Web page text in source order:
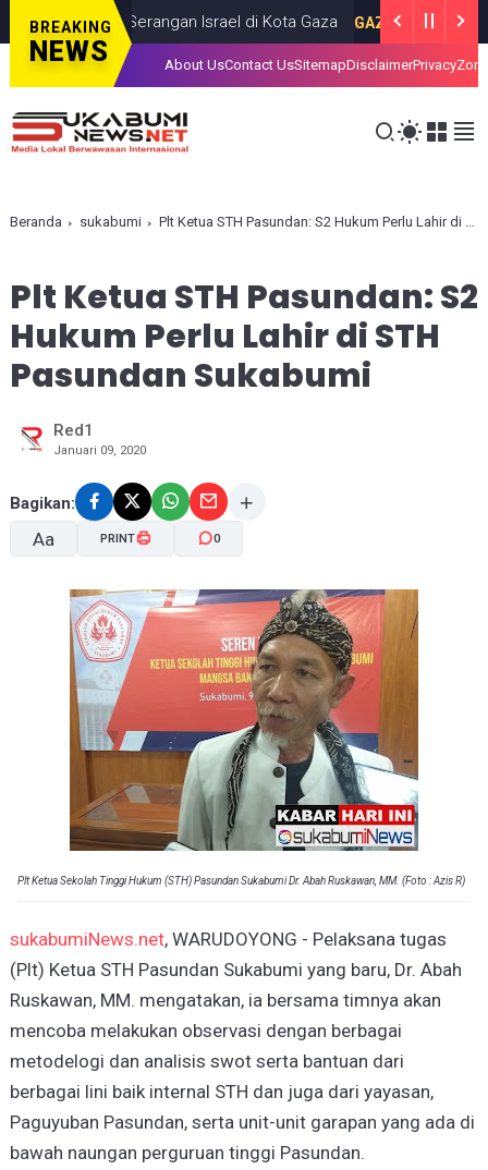
BREAKING
NEWS
dalam Serangan Israel di Kota Gaza GAZA JULY 19, 2026
About UsContact UsSitemapDisclaimerPrivacy
Beranda sukabumi Plt Ketua STH Pasundan: S2 Hukum Perlu Lahir di STH Pasundan Sukabumi
Plt Ketua STH Pasundan: S2
Hukum Perlu Lahir di STH
Pasundan Sukabumi
Red1
Januari 09, 2020
Bagikan:
Aa
A-
PRINT 0
Plt Ketua Sekolah Tinggi Hukum (STH) Pasundan Sukabumi Dr. Abah Ruskawan, MM. (Foto : Azis R)
sukabumiNews.net, WARUDOYONG - Pelaksana tugas
(Plt) Ketua STH Pasundan Sukabumi yang baru, Dr. Abah
Ruskawan, MM. mengatakan, ia bersama timnya akan
mencoba melakukan observasi dengan berbagai
metodelogi dan analisis swot serta bantuan dari
berbagai lini baik internal STH dan juga dari yayasan,
Paguyuban Pasundan, serta unit-unit garapan yang ada di
bawah naungan perguruan tinggi Pasundan.